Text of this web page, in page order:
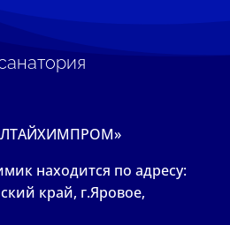
находится по адресу:
край, г.Яровое,